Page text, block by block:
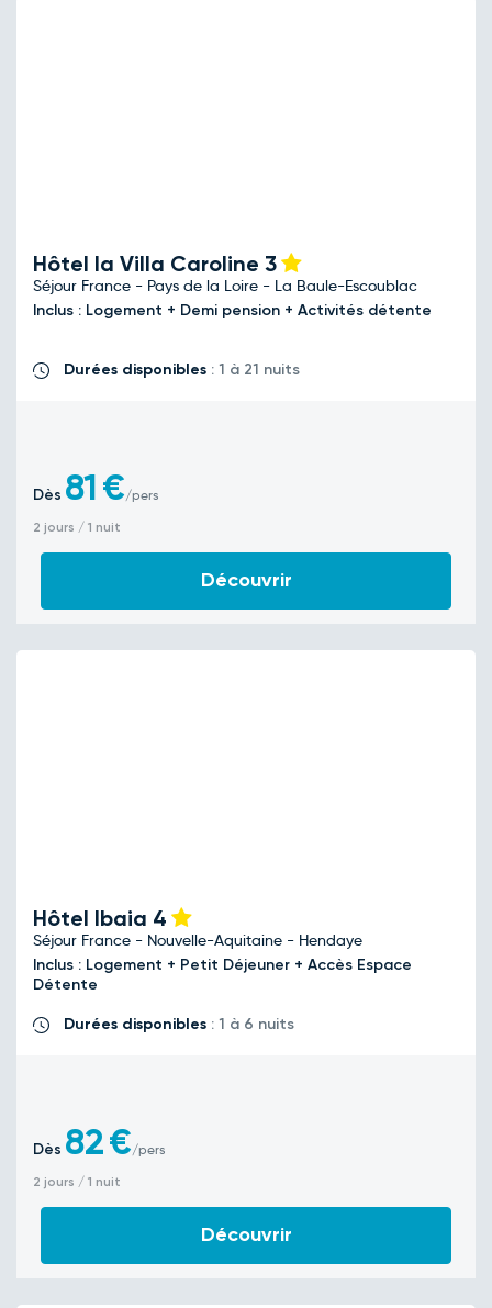
Hôtel la Villa Caroline 3
Séjour France - Pays de la Loire - La Baule-Escoublac
Inclus : Logement + Demi pension + Activités détente
Durées disponibles : 1 à 21 nuits
Dès 81€/pers
2 jours / 1 nuit
Découvrir
Hôtel Ibaia 4
Séjour France - Nouvelle-Aquitaine - Hendaye
Inclus : Logement + Petit Déjeuner + Accès Espace
Détente
Durées disponibles : 1 à 6 nuits
Dès 82€/pers
2 jours / 1 nuit
Découvrir